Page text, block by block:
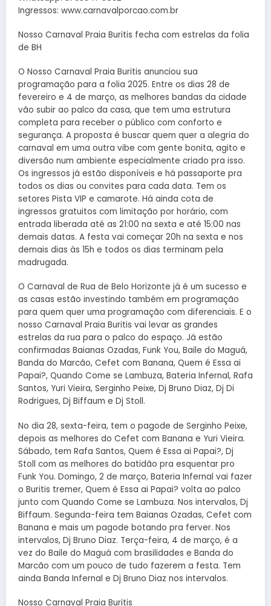
Ingressos: www.carnavalporcao.com.br
Nosso Carnaval Praia Buritis fecha com estrelas da folia
de BH
O Nosso Carnaval Praia Buritis anunciou sua
programação para a folia 2025. Entre os dias 28 de
fevereiro e 4 de março, as melhores bandas da cidade
vão subir ao palco da casa, que tem uma estrutura
completa para receber o público com conforto e
segurança. A proposta é buscar quem quer a alegria do
carnaval em uma outra vibe com gente bonita, agito e
diversão num ambiente especialmente criado pra isso.
Os ingressos já estão disponíveis e há passaporte pra
todos os dias ou convites para cada data. Tem os
setores Pista VIP e camarote. Há ainda cota de
ingressos gratuitos com limitação por horário, com
entrada liberada até as 21:00 na sexta e até 15:00 nas
demais datas. A festa vai começar 20h na sexta e nos
demais dias às 15h e todos os dias terminam pela
madrugada.
O Carnaval de Rua de Belo Horizonte já é um sucesso e
as casas estão investindo também em programação
para quem quer uma programação com diferenciais. E o
nosso Carnaval Praia Buritis vai levar as grandes
estrelas da rua para o palco do espaço. Já estão
confirmadas Baianas Ozadas, Funk You, Baile do Maguá,
Banda do Marcão, Cefet com Banana, Quem é Essa ai
Papai?, Quando Come se Lambuza, Bateria Infernal, Rafa
Santos, Yuri Vieira, Serginho Peixe, Dj Bruno Diaz, Dj Di
Rodrigues, Dj Biffaum e Dj Stoll.
No dia 28, sexta-feira, tem o pagode de Serginho Peixe,
depois as melhores do Cefet com Banana e Yuri Vieira.
Sábado, tem Rafa Santos, Quem é Essa ai Papai?, Dj
Stoll com as melhores do batidão pra esquentar pro
Funk You. Domingo, 2 de março, Bateria Infernal vai fazer
o Buritis tremer, Quem é Essa ai Papai? volta ao palco
junto com Quando Come se Lambuza. Nos intervalos, Dj
Biffaum. Segunda-feira tem Baianas Ozadas, Cefet com
Banana e mais um pagode botando pra ferver. Nos
intervalos, Dj Bruno Diaz. Terça-feira, 4 de março, é a
vez do Baile do Maguá com brasilidades e Banda do
Marcão com um pouco de tudo fazerem a festa. Tem
ainda Banda Infernal e Dj Bruno Diaz nos intervalos.
Nosso Carnaval Praia Buritis